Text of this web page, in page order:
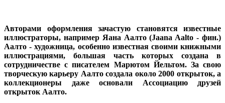
Авторами оформления зачастую становятся известные
иллюстраторы, например Яана Аалто (Jaana Aalto - фин.)
Аалто - художница, особенно известная своими книжными
иллюстрациями, большая часть которых создана в
сотрудничестве с писателем Марютом Йельтом. За свою
творческую карьеру Аалто создала около 2000 открыток, а
коллекционеры даже основали Ассоциацию друзей
открыток Аалто.